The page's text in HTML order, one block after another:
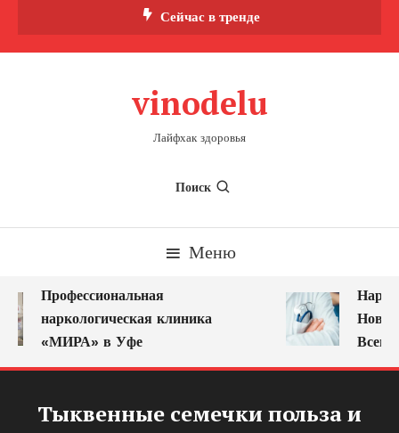
Сейчас в тренде
vinodelu
Лайфхак здоровья
Поиск
Меню
Профессиональная
наркологическая клиника
«МИРА» в Уфе
Тыквенные семечки польза и